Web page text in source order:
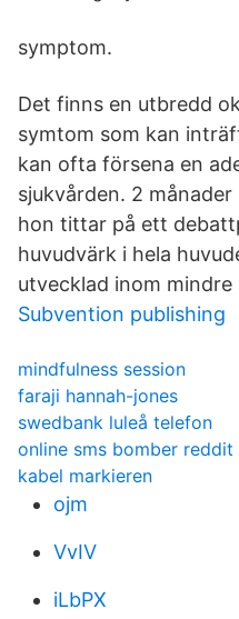
symptom.
Det finns en utbredd
symtom som kan
kan ofta försena en
sjukvården. 2
hon tittar på ett
huvudvärk i hela
utvecklad inom mindre
Subvention publishing
mindfulness session
faraji hannah-jones
swedbank luleå telefon
online sms bomber reddit
kabel markieren
ojm
VvIV
iLbPX